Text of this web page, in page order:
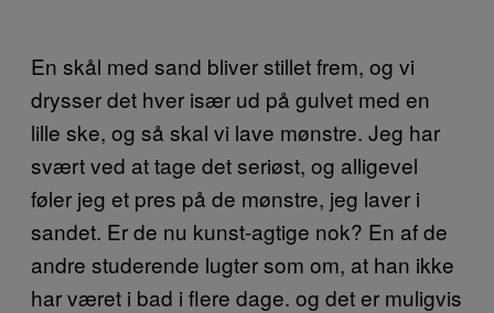
En skål med sand bliver stillet frem, og vi
drysser det hver især ud på gulvet med en
lille ske, og så skal vi lave mønstre. Jeg har
svært ved at tage det seriøst, og alligevel
føler jeg et pres på de mønstre, jeg laver i
sandet. Er de nu kunst-agtige nok? En af de
andre studerende lugter som om, at han ikke
har været i bad i flere dage. og det er muligvis